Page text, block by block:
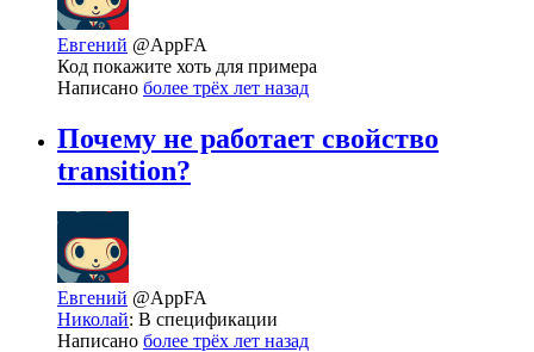
Евгений @AppFA
Код покажите хоть для примера
Написано более трёх лет назад
Почему не работает свойство
transition?
Евгений @AppFA
Николай: В спецификации
Написано более трёх лет назад